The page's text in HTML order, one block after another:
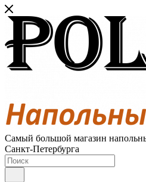
Самый большой магазин
Санкт-Петербурга